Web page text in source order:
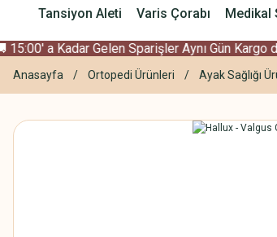
Tansiyon Aleti Varis Çorabı Medikal
a Kadar Gelen Sparişler Aynı Gün Kargo da
Anasayfa Ortopedi Ürünleri Ayak Sağlığı